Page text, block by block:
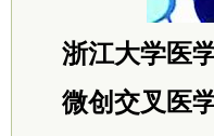
浙江大学医
微创交叉医